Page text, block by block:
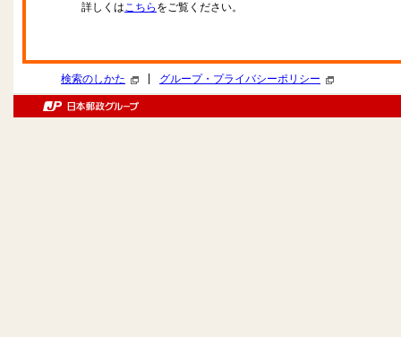
詳しくはこちら をご覧ください。
検索のしかた グループ・プライバシーポリシー